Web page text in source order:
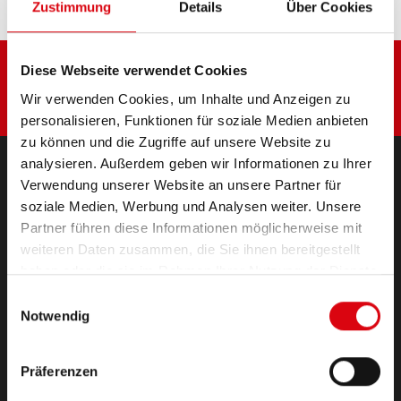
Zustimmung Details Über Cookies
Diese Webseite verwendet Cookies
Wir verwenden Cookies, um Inhalte und Anzeigen zu
personalisieren, Funktionen für soziale Medien anbieten
zu können und die Zugriffe auf unsere Website zu
analysieren. Außerdem geben wir Informationen zu Ihrer
Verwendung unserer Website an unsere Partner für
soziale Medien, Werbung und Analysen weiter. Unsere
Partner führen diese Informationen möglicherweise mit
weiteren Daten zusammen, die Sie ihnen bereitgestellt
haben oder die sie im Rahmen Ihrer Nutzung der Dienste
Notwendig
Präferenzen
PRODUKTE
Starter- & Bordnetzbatterien
Zubehör für PKW und Nutzfahrzeuge
Lithium
KONTAKT